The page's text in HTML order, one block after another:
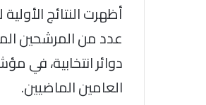
أظهرت النتائج
عدد من المرشحين
دوائر انتخابية، في
العامين الماضيين.